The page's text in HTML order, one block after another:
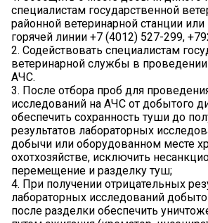
специалистам государственной
районной ветеринарной станции
горячей линии +7 (4012) 527-299,
2. Содействовать специалистам
ветеринарной службы в проведении
АЧС.
3. После отбора проб для
исследований на АЧС от добытого
обеспечить сохранность туши до
результатов лабораторных
добычи или оборудованном месте
охотхозяйстве, исключить
перемещение и разделку туш;
4. При получении отрицательных
лабораторных исследований
после разделки обеспечить